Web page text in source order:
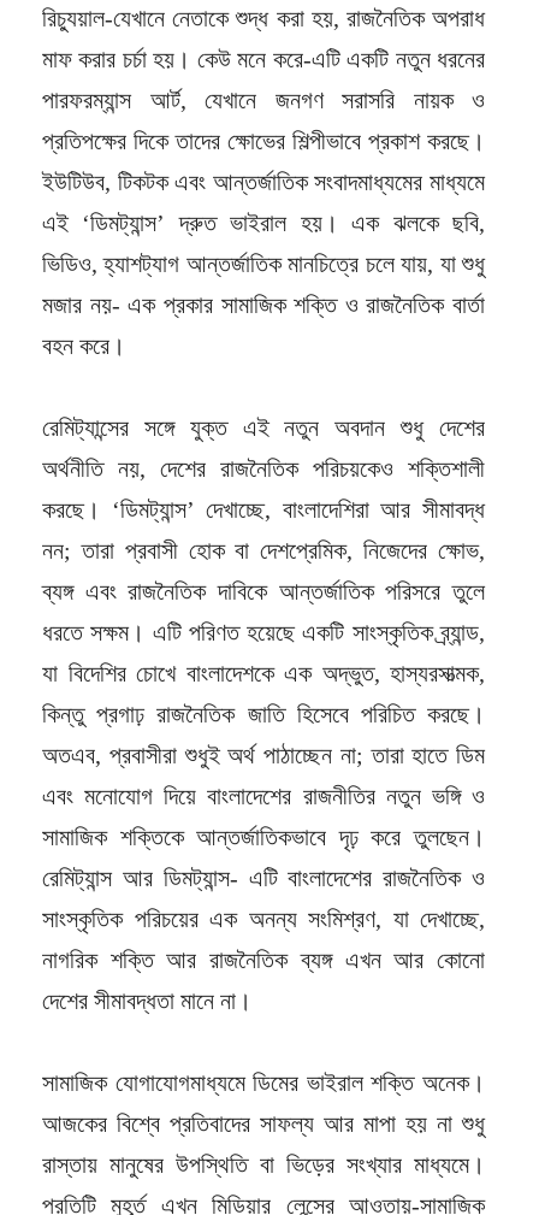
রিচ্যুয়াল-যেখানে নেতাকে শুদ্ধ করা হয়, রাজনৈতিক অপরাধ
মাফ করার চর্চা হয়। কেউ মনে করে-এটি একটি নতুন ধরনের
পারফরম্যান্স আর্ট, যেখানে জনগণ সরাসরি নায়ক ও
প্রতিপক্ষের দিকে তাদের ক্ষোভের শিল্পীভাবে প্রকাশ করছে।
ইউটিউব, টিকটক এবং আন্তর্জাতিক সংবাদমাধ্যমের মাধ্যমে
এই ‘ডিমট্যান্স’ দ্রুত ভাইরাল হয়। এক ঝলকে ছবি,
ভিডিও, হ্যাশট্যাগ আন্তর্জাতিক মানচিত্রে চলে যায়, যা শুধু
মজার নয়- এক প্রকার সামাজিক শক্তি ও রাজনৈতিক বার্তা
বহন করে।
রেমিট্যান্সের সঙ্গে যুক্ত এই নতুন অবদান শুধু দেশের
অর্থনীতি নয়, দেশের রাজনৈতিক পরিচয়কেও শক্তিশালী
করছে। ‘ডিমট্যান্স’ দেখাচ্ছে, বাংলাদেশিরা আর সীমাবদ্ধ
নন; তারা প্রবাসী হোক বা দেশপ্রেমিক, নিজেদের ক্ষোভ,
ব্যঙ্গ এবং রাজনৈতিক দাবিকে আন্তর্জাতিক পরিসরে তুলে
ধরতে সক্ষম। এটি পরিণত হয়েছে একটি সাংস্কৃতিক ব্র্যান্ড,
যা বিদেশির চোখে বাংলাদেশকে এক অদ্ভুত, হাস্যরসাত্মক,
কিন্তু প্রগাঢ় রাজনৈতিক জাতি হিসেবে পরিচিত করছে।
অতএব, প্রবাসীরা শুধুই অর্থ পাঠাচ্ছেন না; তারা হাতে ডিম
এবং মনোযোগ দিয়ে বাংলাদেশের রাজনীতির নতুন ভঙ্গি ও
সামাজিক শক্তিকে আন্তর্জাতিকভাবে দৃঢ় করে তুলছেন।
রেমিট্যান্স আর ডিমট্যান্স- এটি বাংলাদেশের রাজনৈতিক ও
সাংস্কৃতিক পরিচয়ের এক অনন্য সংমিশ্রণ, যা দেখাচ্ছে,
নাগরিক শক্তি আর রাজনৈতিক ব্যঙ্গ এখন আর কোনো
দেশের সীমাবদ্ধতা মানে না।
সামাজিক যোগাযোগমাধ্যমে ডিমের ভাইরাল শক্তি অনেক।
আজকের বিশ্বে প্রতিবাদের সাফল্য আর মাপা হয় না শুধু
রাস্তায় মানুষের উপস্থিতি বা ভিড়ের সংখ্যার মাধ্যমে।
প্রতিটি মুহূর্ত এখন মিডিয়ার লেন্সের আওতায়-সামাজিক